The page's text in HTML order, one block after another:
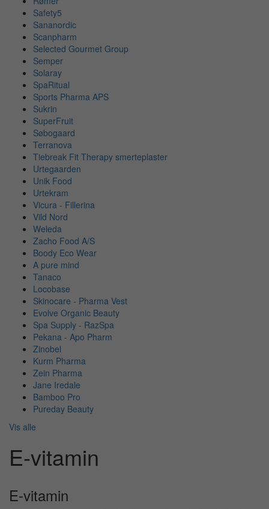
Safety5
Sananordic
Scanpharm
Selected Gourmet Group
Semper
Solaray
SpaRitual
Sports Pharma APS
Sukrin
SuperFruit
Søbogaard
Terranova
Tiebreak Fit Therapy smerteplaster
Urtegaarden
Unik Food
Urtekram
Vicura - Fillerina
Vild Nord
Weleda
Zacho Food A/S
Boody Eco Wear
A pure mind
Tanaco
Locobase
Skinocare - Pharma Vest
Evolve Organic Beauty
Spa Supply - RazSpa
Pekana - Apo Pharm
Zinobel
Kurm Pharma
Zein Pharma
Jane Iredale
Bamboo Pro
Pureday Beauty
Vis alle
E-vitamin
E-vitamin